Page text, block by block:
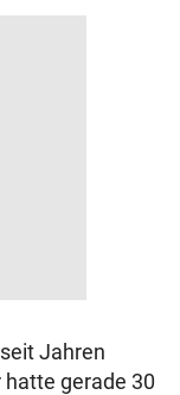
Jahren
hatte gerade 30